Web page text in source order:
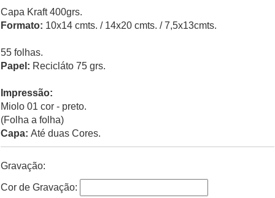
Capa Kraft 400grs.
Formato: 10x14 cmts. / 14x20 cmts. / 7,5x13cmts.
55 folhas.
Papel: Recicláto 75 grs.
Impressão:
Miolo 01 cor - preto.
(Folha a folha)
Capa: Até duas Cores.
Gravação:
Cor de Gravação: